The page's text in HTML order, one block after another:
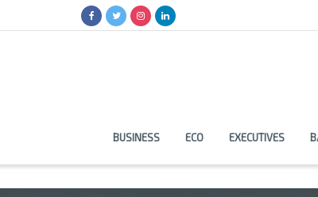
BUSINESS ECO EXECUTIVES